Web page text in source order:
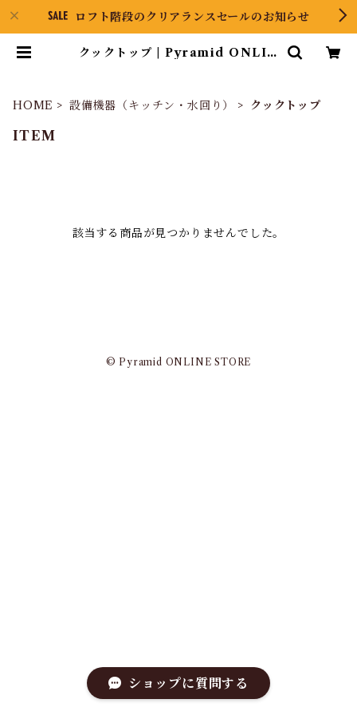
ロフト階段のクリアランスセールのお知らせ
クックトップ | Pyramid ONLIN
HOME 設備機器（キッチン・水回り） クックトップ
ITEM
該当する商品が見つかりませんでした。
© Pyramid ONLINE STORE
ショップに質問する